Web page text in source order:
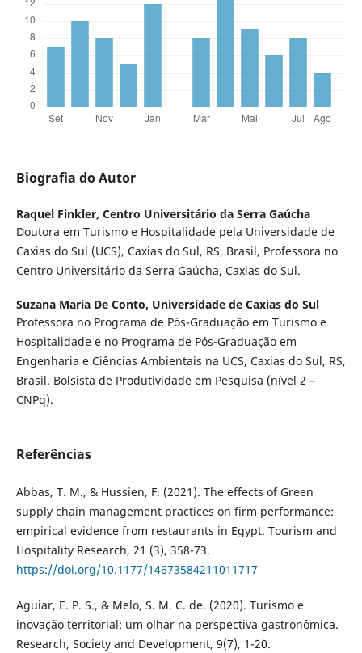
Biografia do Autor
Raquel Finkler, Centro Universitário da Serra Gaúcha
Doutora em Turismo e Hospitalidade pela Universidade de
Caxias do Sul (UCS), Caxias do Sul, RS, Brasil, Professora no
Centro Universitário da Serra Gaúcha, Caxias do Sul.
Suzana Maria De Conto, Universidade de Caxias do Sul
Professora no Programa de Pós-Graduação em Turismo e
Hospitalidade e no Programa de Pós-Graduação em
Engenharia e Ciências Ambientais na UCS, Caxias do Sul, RS,
Brasil. Bolsista de Produtividade em Pesquisa (nível 2 –
CNPq).
Referências
Abbas, T. M., & Hussien, F. (2021). The effects of Green
supply chain management practices on firm performance:
empirical evidence from restaurants in Egypt. Tourism and
Hospitality Research, 21 (3), 358-73.
https://doi.org/10.1177/14673584211011717
Aguiar, E. P. S., & Melo, S. M. C. de. (2020). Turismo e
inovação territorial: um olhar na perspectiva gastronômica.
Research, Society and Development, 9(7), 1-20.